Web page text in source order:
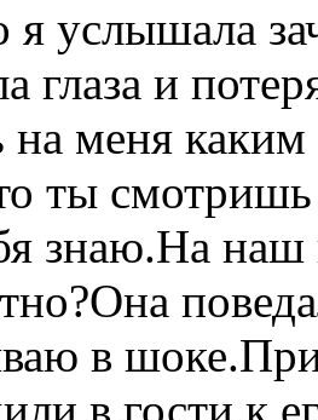
я услышала
глаза и
на меня
ты
знаю.На
в
в гости к